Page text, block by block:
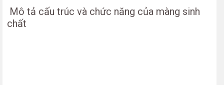
Mô tả cấu trúc và chức năng của màng sinh
chất